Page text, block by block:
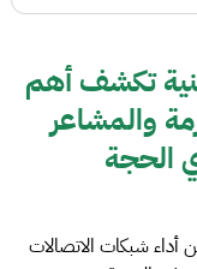
تكشف أهم
والمشاعر
الحجة
أداء شبكات الاتصالات